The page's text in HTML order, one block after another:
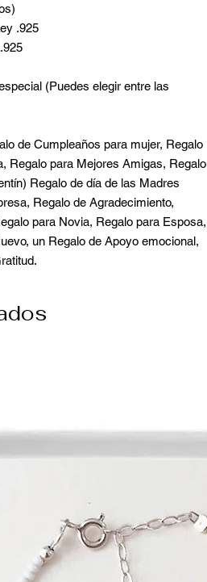
.925
(Puedes elegir entre las
de Cumpleaños para mujer, Regalo
Regalo para Mejores Amigas, Regalo
Regalo de día de las Madres
Regalo de Agradecimiento,
para Novia, Regalo para Esposa,
un Regalo de Apoyo emocional,